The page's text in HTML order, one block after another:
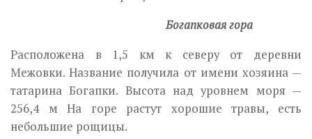
Богапковая гора
Расположена в 1,5 км к северу от деревни
Межовки. Название получила от имени хозяина —
татарина Богапки. Высота над уровнем моря —
256,4 м На горе растут хорошие травы, есть
небольшие рощицы.